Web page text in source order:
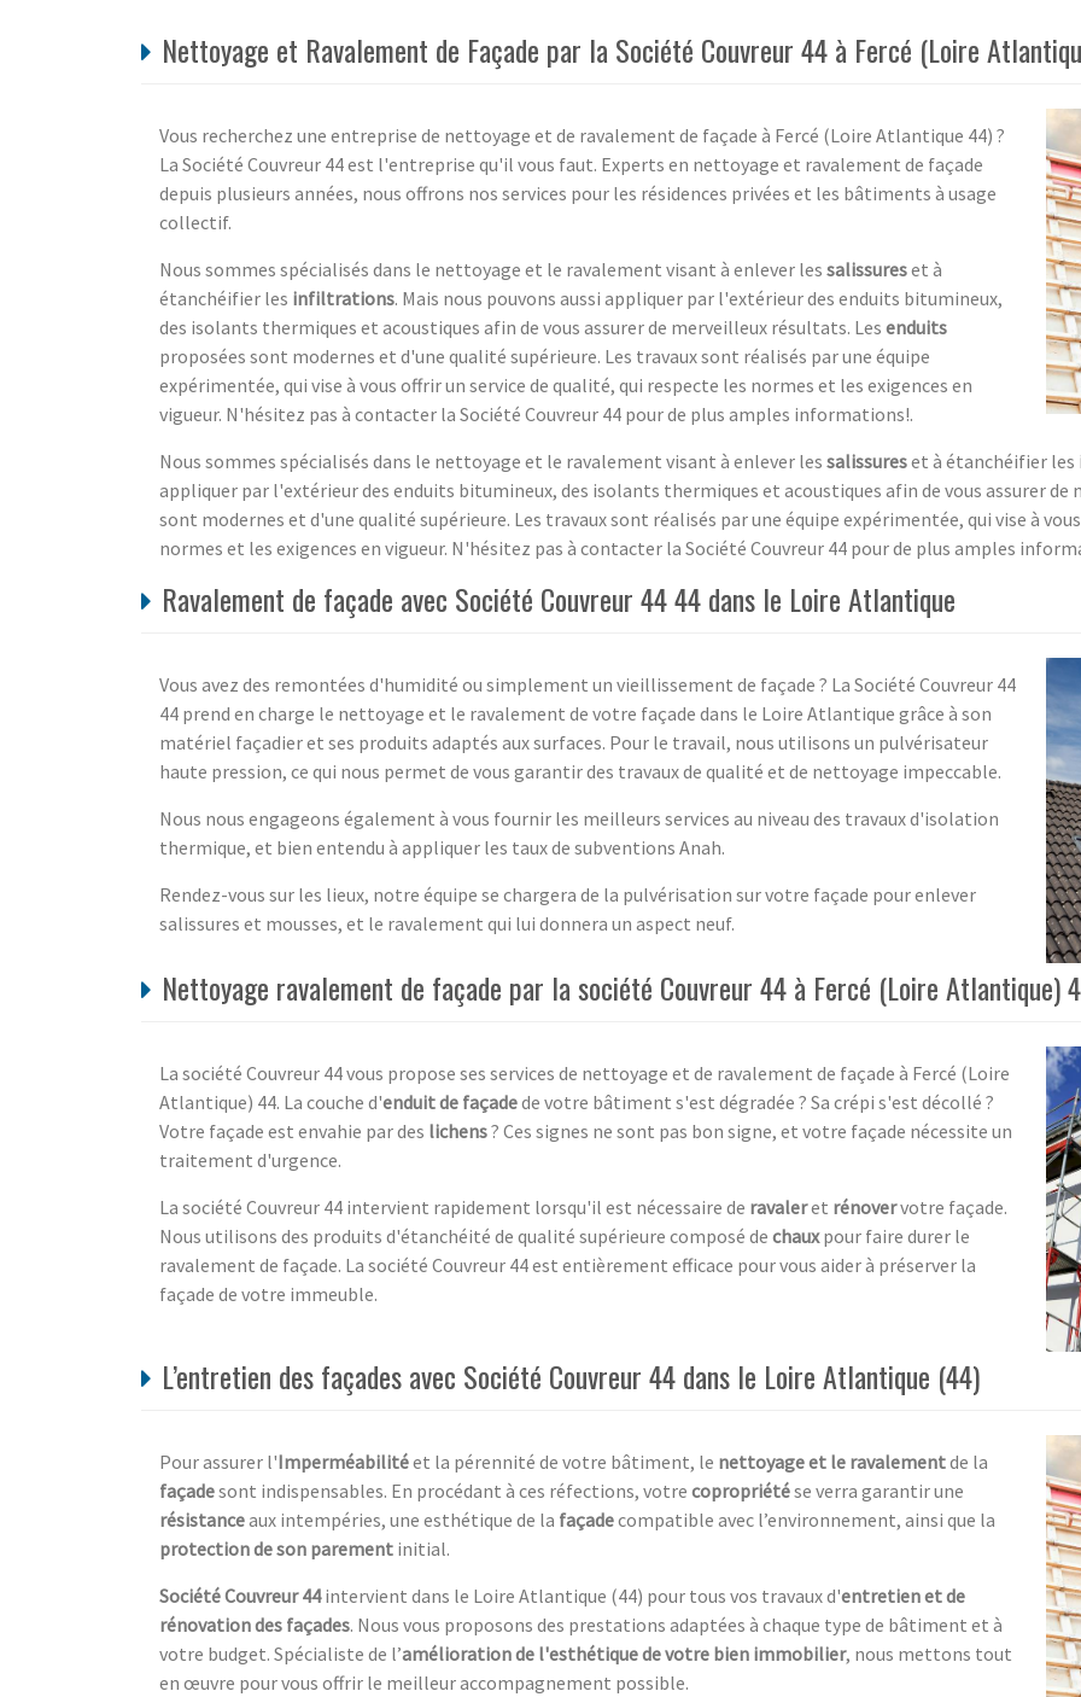
Nettoyage et Ravalement de Façade par la Société Couvreur 44 à Fercé (Loire
Vous recherchez une entreprise de nettoyage et de ravalement de façade à Fercé (Loire Atlantique 44) ?
La Société Couvreur 44 est l'entreprise qu'il vous faut. Experts en nettoyage et ravalement de façade
depuis plusieurs années, nous offrons nos services pour les résidences privées et les bâtiments à usage
collectif.
Nous sommes spécialisés dans le nettoyage et le ravalement visant à enlever les salissureset à
étanchéifier les infiltrations. Mais nous pouvons aussi appliquer par l'extérieur des enduits bitumineux,
des isolants thermiques et acoustiques afin de vous assurer de merveilleux résultats. Les enduits
proposées sont modernes et d'une qualité supérieure. Les travaux sont réalisés par une équipe
expérimentée, qui vise à vous offrir un service de qualité, qui respecte les normes et les exigences en
vigueur. N'hésitez pas à contacter la Société Couvreur 44 pour de plus amples informations!.
Nous sommes spécialisés dans le nettoyage et le ravalement visant à enlever les salissureset à étanchéifier les
appliquer par l'extérieur des enduits bitumineux, des isolants thermiques et acoustiques afin de vous assurer
sont modernes et d'une qualité supérieure. Les travaux sont réalisés par une équipe expérimentée, qui vise à
normes et les exigences en vigueur. N'hésitez pas à contacter la Société Couvreur 44 pour de plus amples
Ravalement de façade avec Société Couvreur 44 44 dans le Loire Atlantique
Vous avez des remontées d'humidité ou simplement un vieillissement de façade ? La Société Couvreur 44
44 prend en charge le nettoyage et le ravalement de votre façade dans le Loire Atlantique grâce à son
matériel façadier et ses produits adaptés aux surfaces. Pour le travail, nous utilisons un pulvérisateur
haute pression, ce qui nous permet de vous garantir des travaux de qualité et de nettoyage impeccable.
Nous nous engageons également à vous fournir les meilleurs services au niveau des travaux d'isolation
thermique, et bien entendu à appliquer les taux de subventions Anah.
Rendez-vous sur les lieux, notre équipe se chargera de la pulvérisation sur votre façade pour enlever
salissures et mousses, et le ravalement qui lui donnera un aspect neuf.
Nettoyage ravalement de façade par la société Couvreur 44 à Fercé (Loire Atlantique)
La société Couvreur 44 vous propose ses services de nettoyage et de ravalement de façade à Fercé (Loire
Atlantique) 44. La couche d'enduit de façadede votre bâtiment s'est dégradée ? Sa crépi s'est décollé ?
Votre façade est envahie par des lichens? Ces signes ne sont pas bon signe, et votre façade nécessite un
traitement d'urgence.
La société Couvreur 44 intervient rapidement lorsqu'il est nécessaire de ravaleret rénovervotre façade.
Nous utilisons des produits d'étanchéité de qualité supérieure composé de chauxpour faire durer le
ravalement de façade. La société Couvreur 44 est entièrement efficace pour vous aider à préserver la
façade de votre immeuble.
L’entretien des façades avec Société Couvreur 44 dans le Loire Atlantique (44)
Pour assurer l'Imperméabilitéet la pérennité de votre bâtiment, le nettoyage et le ravalementde la
façadesont indispensables. En procédant à ces réfections, votre copropriétése verra garantir une
résistanceaux intempéries, une esthétique de la façadecompatible avec l’environnement, ainsi que la
protection de son parement initial.
Société Couvreur 44intervient dans le Loire Atlantique (44) pour tous vos travaux d'entretien et de
rénovation des façades. Nous vous proposons des prestations adaptées à chaque type de bâtiment et à
votre budget. Spécialiste de l’amélioration de l'esthétique de votre bien immobilier, nous mettons tout
en œuvre pour vous offrir le meilleur accompagnement possible.